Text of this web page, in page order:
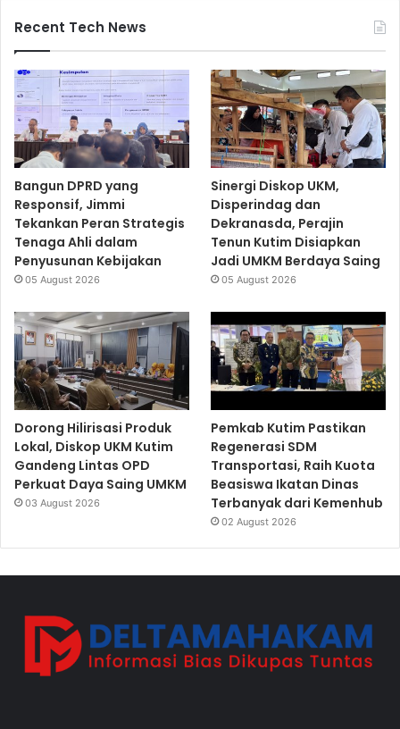
Recent Tech News
Bangun DPRD yang
Responsif, Jimmi
Tekankan Peran Strategis
Tenaga Ahli dalam
Penyusunan Kebijakan
05 August 2026
Sinergi Diskop UKM,
Disperindag dan
Dekranasda, Perajin
Tenun Kutim Disiapkan
Jadi UMKM Berdaya Saing
05 August 2026
Dorong Hilirisasi Produk
Lokal, Diskop UKM Kutim
Gandeng Lintas OPD
Perkuat Daya Saing UMKM
03 August 2026
Pemkab Kutim Pastikan
Regenerasi SDM
Transportasi, Raih Kuota
Beasiswa Ikatan Dinas
Terbanyak dari Kemenhub
02 August 2026